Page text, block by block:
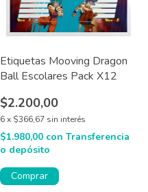
Etiquetas Mooving Dragon
Ball Escolares Pack X12
$2.200,00
6x $366,67 sin interés
$1.980,00 con Transferencia
o depósito